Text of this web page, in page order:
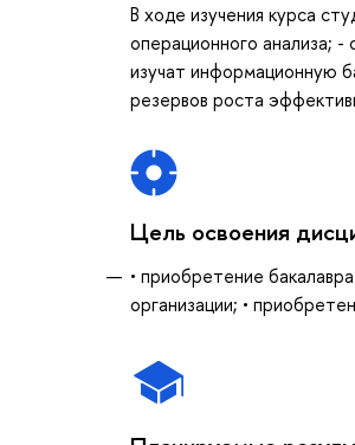
В ходе изучения курса
операционного анализа;
изучат информационную
резервов роста
Цель освоения
• приобретение
организации; •